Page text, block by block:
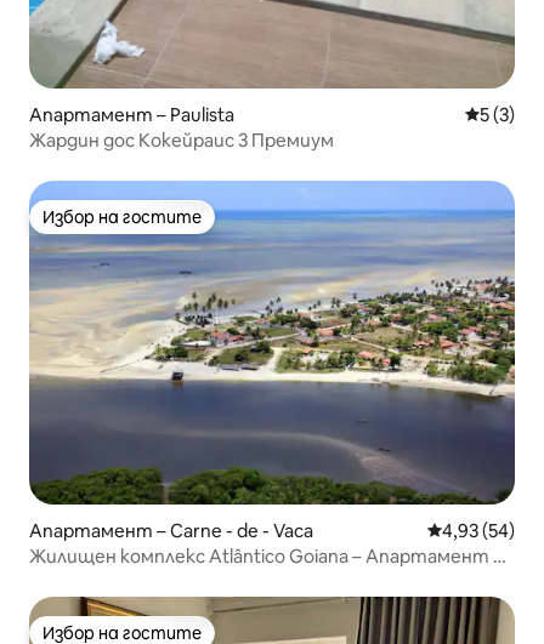
Апартамент – Paulista Средна
5 (3)
Жардин дос Кокейраис 3 Премиум
Избор на гостите
Избор на гостите
Апартамент – Carne - de - Vaca Средна
4,93 (54)
Жилищен комплекс Atlântico Goiana – Апартамент 02
Избор на гостите